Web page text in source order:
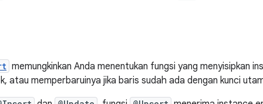
memungkinkan Anda menentukan fungsi yang menyisipkan
atau memperbaruinya jika baris sudah ada dengan kunci